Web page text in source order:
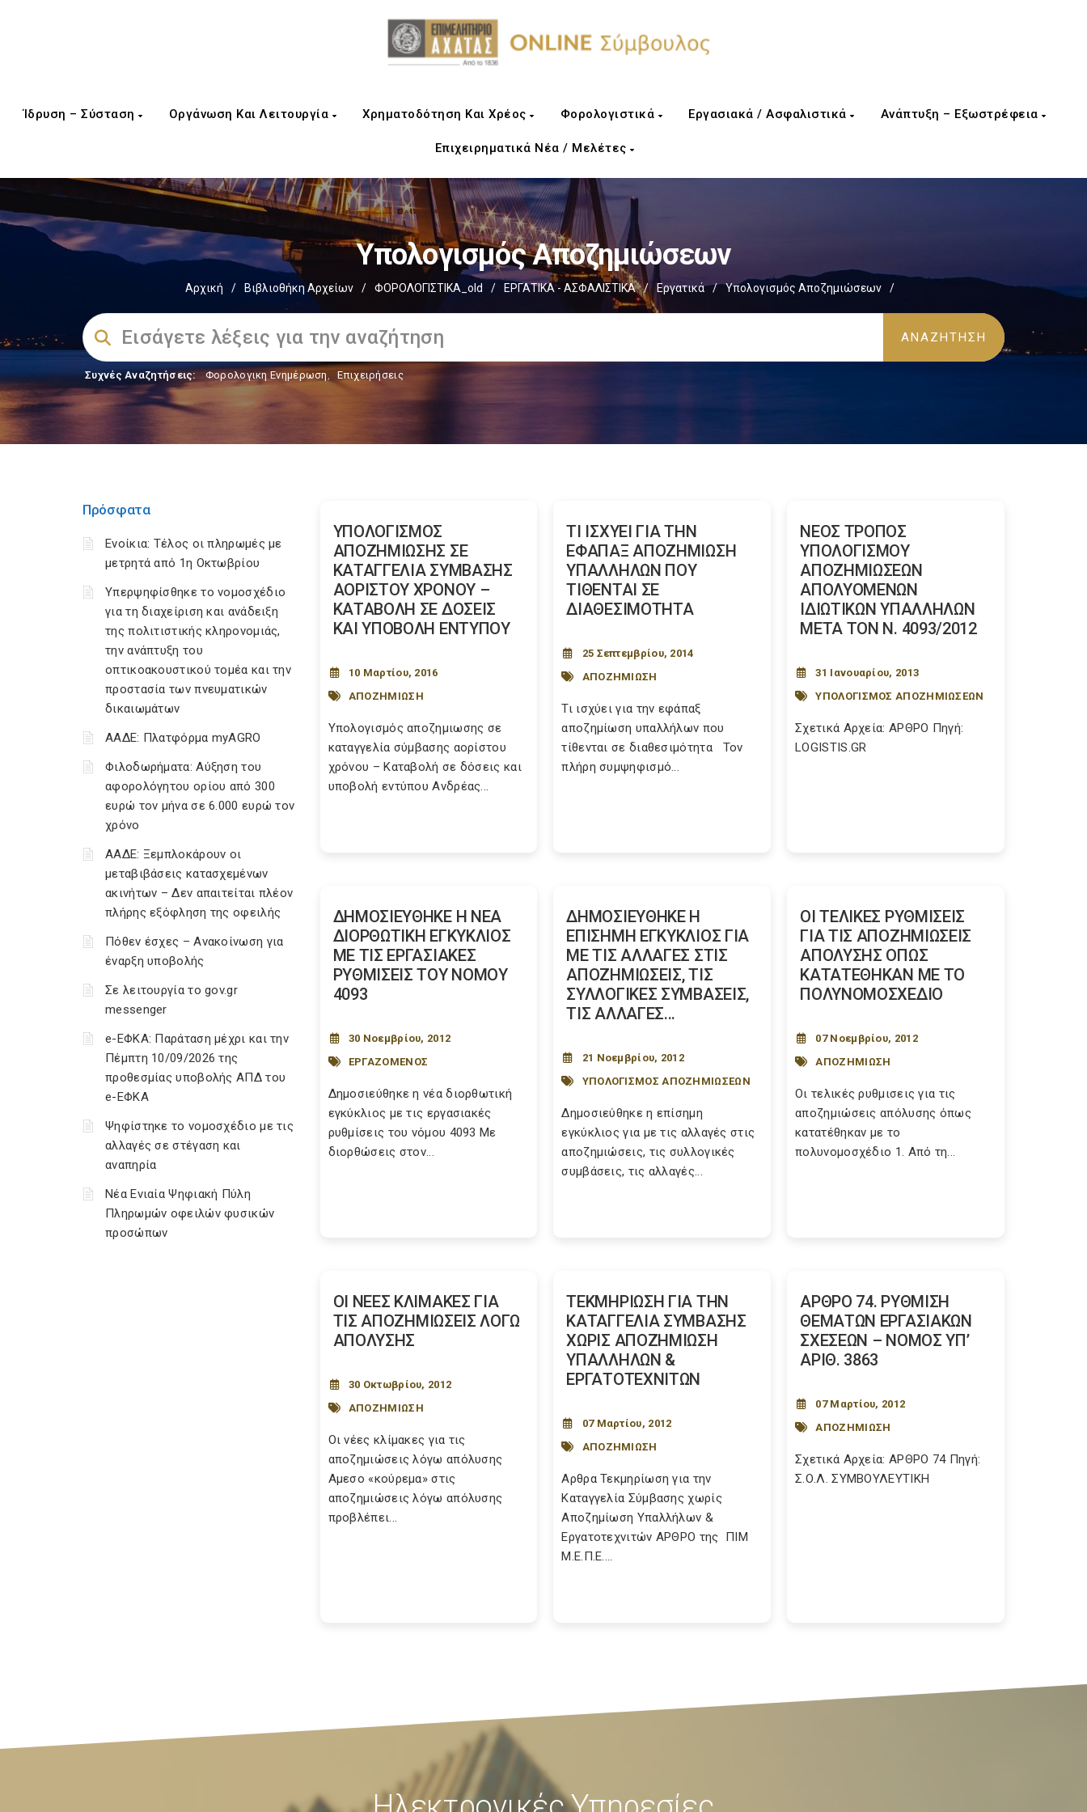
Ίδρυση – Σύσταση Οργάνωση Και Λειτουργία Χρηματοδότηση Και Χρέος Φορολογιστικά Εργασιακά / Ασφαλιστικά Ανάπτυξη – Εξωστρέφεια
Επιχειρηματικά Νέα / Μελέτες
Υπολογισμός Αποζημιώσεων
Αρχική / Βιβλιοθήκη Αρχείων / ΦΟΡΟΛΟΓΙΣΤΙΚΑ_old / ΕΡΓΑΤΙΚΑ - ΑΣΦΑΛΙΣΤΙΚΑ / Εργατικά / Υπολογισμός Αποζημιώσεων /
Συχνές Αναζητήσεις: Φορολογικη Ενημέρωση, Επιχειρήσεις
Πρόσφατα
Ενοίκια: Τέλος οι πληρωμές με
μετρητά από 1η Οκτωβρίου
Υπερψηφίσθηκε το νομοσχέδιο
για τη διαχείριση και ανάδειξη
της πολιτιστικής κληρονομιάς,
την ανάπτυξη του
οπτικοακουστικού τομέα και την
προστασία των πνευματικών
δικαιωμάτων
ΑΑΔΕ: Πλατφόρμα myAGRO
Φιλοδωρήματα: Αύξηση του
αφορολόγητου ορίου από 300
ευρώ τον μήνα σε 6.000 ευρώ τον
χρόνο
ΑΑΔΕ: Ξεμπλοκάρουν οι
μεταβιβάσεις κατασχεμένων
ακινήτων – Δεν απαιτείται πλέον
πλήρης εξόφληση της οφειλής
Πόθεν έσχες – Ανακοίνωση για
έναρξη υποβολής
Σε λειτουργία το gov.gr
messenger
e-ΕΦΚΑ: Παράταση μέχρι και την
Πέμπτη 10/09/2026 της
προθεσμίας υποβολής ΑΠΔ του
e-ΕΦΚΑ
Ψηφίστηκε το νομοσχέδιο με τις
αλλαγές σε στέγαση και
αναπηρία
Νέα Ενιαία Ψηφιακή Πύλη
Πληρωμών οφειλών φυσικών
προσώπων
ΥΠΟΛΟΓΙΣΜΟΣ
ΑΠΟΖΗΜΙΩΣΗΣ ΣΕ
ΚΑΤΑΓΓΕΛΙΑ ΣΥΜΒΑΣΗΣ
ΑΟΡΙΣΤΟΥ ΧΡΟΝΟΥ –
ΚΑΤΑΒΟΛΗ ΣΕ ΔΟΣΕΙΣ
ΚΑΙ ΥΠΟΒΟΛΗ ΕΝΤΥΠΟΥ
10 Μαρτίου, 2016
ΑΠΟΖΗΜΙΩΣΗ
Υπολογισμός αποζημιωσης σε
καταγγελία σύμβασης αορίστου
χρόνου – Καταβολή σε δόσεις και
υποβολή εντύπου Ανδρέας...
ΤΙ ΙΣΧΥΕΙ ΓΙΑ ΤΗΝ
ΕΦΑΠΑΞ ΑΠΟΖΗΜΙΩΣΗ
ΥΠΑΛΛΗΛΩΝ ΠΟΥ
ΤΙΘΕΝΤΑΙ ΣΕ
ΔΙΑΘΕΣΙΜΟΤΗΤΑ
25 Σεπτεμβρίου, 2014
ΑΠΟΖΗΜΙΩΣΗ
Τι ισχύει για την εφάπαξ
αποζημίωση υπαλλήλων που
τίθενται σε διαθεσιμότητα Τον
πλήρη συμψηφισμό...
ΝΕΟΣ ΤΡΟΠΟΣ
ΥΠΟΛΟΓΙΣΜΟΥ
ΑΠΟΖΗΜΙΩΣΕΩΝ
ΑΠΟΛΥΟΜΕΝΩΝ
ΙΔΙΩΤΙΚΩΝ ΥΠΑΛΛΗΛΩΝ
ΜΕΤΑ ΤΟΝ Ν. 4093/2012
31 Ιανουαρίου, 2013
ΥΠΟΛΟΓΙΣΜΟΣ ΑΠΟΖΗΜΙΩΣΕΩΝ
Σχετικά Αρχεία: ΑΡΘΡΟ Πηγή:
LOGISTIS.GR
ΔΗΜΟΣΙΕΥΘΗΚΕ Η ΝΕΑ
ΔΙΟΡΘΩΤΙΚΗ ΕΓΚΥΚΛΙΟΣ
ΜΕ ΤΙΣ ΕΡΓΑΣΙΑΚΕΣ
ΡΥΘΜΙΣΕΙΣ ΤΟΥ ΝΟΜΟΥ
4093
30 Νοεμβρίου, 2012
ΕΡΓΑΖΟΜΕΝΟΣ
Δημοσιεύθηκε η νέα διορθωτική
εγκύκλιος με τις εργασιακές
ρυθμίσεις του νόμου 4093 Με
διορθώσεις στον...
ΔΗΜΟΣΙΕΥΘΗΚΕ Η
ΕΠΙΣΗΜΗ ΕΓΚΥΚΛΙΟΣ ΓΙΑ
ΜΕ ΤΙΣ ΑΛΛΑΓΕΣ ΣΤΙΣ
ΑΠΟΖΗΜΙΩΣΕΙΣ, ΤΙΣ
ΣΥΛΛΟΓΙΚΕΣ ΣΥΜΒΑΣΕΙΣ,
ΤΙΣ ΑΛΛΑΓΕΣ...
21 Νοεμβρίου, 2012
ΥΠΟΛΟΓΙΣΜΟΣ ΑΠΟΖΗΜΙΩΣΕΩΝ
Δημοσιεύθηκε η επίσημη
εγκύκλιος για με τις αλλαγές στις
αποζημιώσεις, τις συλλογικές
συμβάσεις, τις αλλαγές...
ΟΙ ΤΕΛΙΚΕΣ ΡΥΘΜΙΣΕΙΣ
ΓΙΑ ΤΙΣ ΑΠΟΖΗΜΙΩΣΕΙΣ
ΑΠΟΛΥΣΗΣ ΟΠΩΣ
ΚΑΤΑΤΕΘΗΚΑΝ ΜΕ ΤΟ
ΠΟΛΥΝΟΜΟΣΧΕΔΙΟ
07 Νοεμβρίου, 2012
ΑΠΟΖΗΜΙΩΣΗ
Οι τελικές ρυθμισεις για τις
αποζημιώσεις απόλυσης όπως
κατατέθηκαν με το
πολυνομοσχέδιο 1. Από τη...
ΟΙ ΝΕΕΣ ΚΛΙΜΑΚΕΣ ΓΙΑ
ΤΙΣ ΑΠΟΖΗΜΙΩΣΕΙΣ ΛΟΓΩ
ΑΠΟΛΥΣΗΣ
30 Οκτωβρίου, 2012
ΑΠΟΖΗΜΙΩΣΗ
Οι νέες κλίμακες για τις
αποζημιώσεις λόγω απόλυσης
Αμεσο «κούρεμα» στις
αποζημιώσεις λόγω απόλυσης
προβλέπει...
ΤΕΚΜΗΡΙΩΣΗ ΓΙΑ ΤΗΝ
ΚΑΤΑΓΓΕΛΙΑ ΣΥΜΒΑΣΗΣ
ΧΩΡΙΣ ΑΠΟΖΗΜΙΩΣΗ
ΥΠΑΛΛΗΛΩΝ &
ΕΡΓΑΤΟΤΕΧΝΙΤΩΝ
07 Μαρτίου, 2012
ΑΠΟΖΗΜΙΩΣΗ
Αρθρα Τεκμηρίωση για την
Καταγγελία Σύμβασης χωρίς
Αποζημίωση Υπαλλήλων &
Εργατοτεχνιτών ΑΡΘΡΟ της ΠΙΜ
Μ.Ε.Π.Ε....
ΑΡΘΡΟ 74. ΡΥΘΜΙΣΗ
ΘΕΜΑΤΩΝ ΕΡΓΑΣΙΑΚΩΝ
ΣΧΕΣΕΩΝ – NOMOΣ ΥΠ’
ΑΡΙΘ. 3863
07 Μαρτίου, 2012
ΑΠΟΖΗΜΙΩΣΗ
Σχετικά Αρχεία: ΑΡΘΡΟ 74 Πηγή:
Σ.Ο.Λ. ΣΥΜΒΟΥΛΕΥΤΙΚΗ